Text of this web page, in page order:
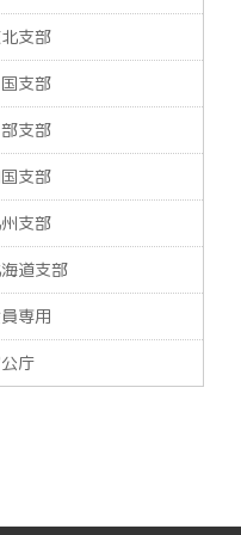
東北支部
中国支部
中部支部
四国支部
九州支部
北海道支部
会員専用
官公庁